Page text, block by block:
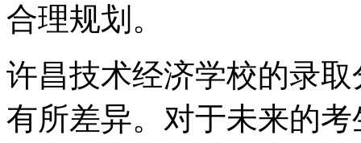
合理规划。
许昌技术经济学校的录
有所差异。对于未来的